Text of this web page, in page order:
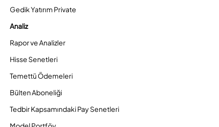
Gedik Yatırım Private
Analiz
Rapor ve Analizler
Hisse Senetleri
Temettü Ödemeleri
Bülten Aboneliği
Tedbir Kapsamındaki Pay Senetleri